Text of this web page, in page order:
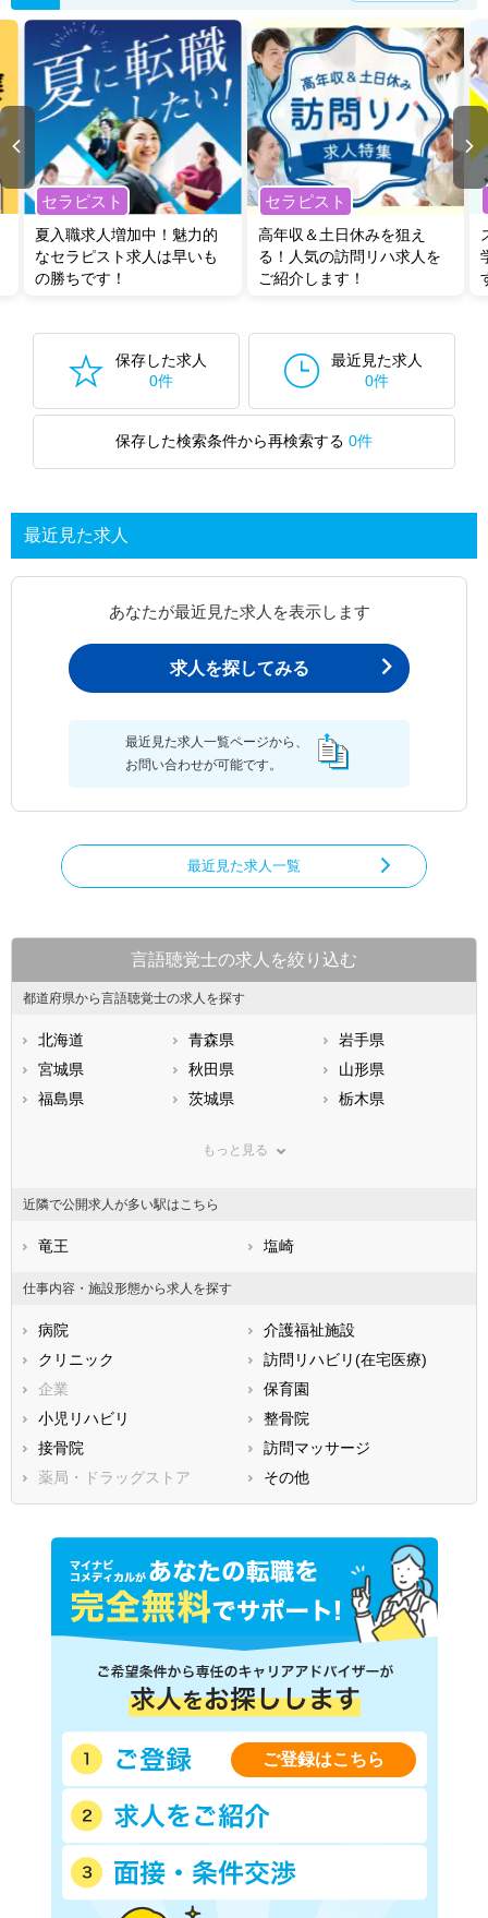
セラピスト
夏入職求人増加中！魅力的
なセラピスト求人は早いも
の勝ちです！
セラピスト
高年収＆土日休みを狙え
る！人気の訪問リハ求人を
ご紹介します！
保存した求人
0件
最近見た求人
0件
保存した検索条件から再検索する 0件
最近見た求人
あなたが最近見た求人を表示します
求人を探してみる
最近見た求人一覧ページから、
お問い合わせが可能です。
最近見た求人一覧
言語聴覚士の求人を絞り込む
都道府県から言語聴覚士の求人を探す
北海道 青森県
岩手県
宮城県
秋田県
山形県
福島県
茨城県
栃木県
神奈川県
石川県
福井県
静岡県
鳥取県
岡山県
広島県
徳島県
香川県
福岡県
熊本県
宮崎県
鹿児島県
もっと見る
近隣で公開求人が多い駅はこちら
竜王 塩崎
仕事内容・施設形態から求人を探す
病院
介護福祉施設
クリニック
訪問リハビリ(在宅医療)
企業
保育園
小児リハビリ
整骨院
接骨院
訪問マッサージ
薬局・ドラッグストア
その他
ご登録はこちら